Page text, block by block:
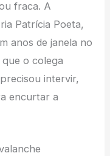
fraca. A
Patrícia Poeta,
anos de janela no
o colega
intervir,
encurtar a